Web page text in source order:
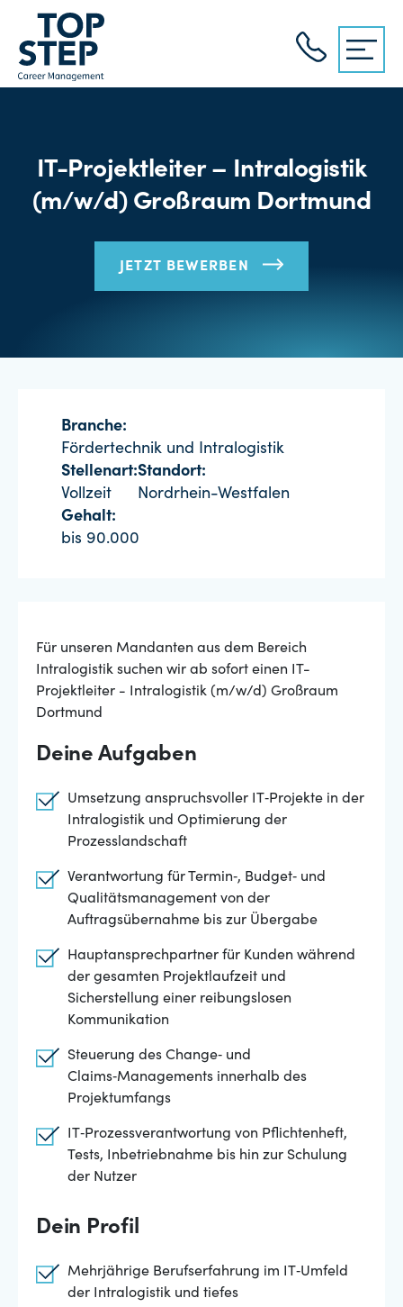
IT-Projektleiter – Intralogistik
(m/w/d) Großraum Dortmund
JETZT BEWERBEN
Branche:
Fördertechnik und Intralogistik
Stellenart:
Vollzeit
Standort:
Nordrhein-Westfalen
Gehalt:
bis 90.000
Für unseren Mandanten aus dem Bereich
Intralogistik suchen wir ab sofort einen IT-
Projektleiter - Intralogistik (m/w/d) Großraum
Dortmund
Deine Aufgaben
Umsetzung anspruchsvoller IT‑Projekte in der
Intralogistik und Optimierung der
Prozesslandschaft
Verantwortung für Termin‑, Budget‑ und
Qualitätsmanagement von der
Auftragsübernahme bis zur Übergabe
Hauptansprechpartner für Kunden während
der gesamten Projektlaufzeit und
Sicherstellung einer reibungslosen
Kommunikation
Steuerung des Change‑ und
Claims‑Managements innerhalb des
Projektumfangs
IT‑Prozessverantwortung von Pflichtenheft,
Tests, Inbetriebnahme bis hin zur Schulung
der Nutzer
Dein Profil
Mehrjährige Berufserfahrung im IT‑Umfeld
der Intralogistik und tiefes